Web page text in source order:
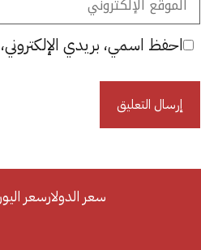
الإلكتروني
احفظ اسمي، بريدي
سعر الدولارسعر